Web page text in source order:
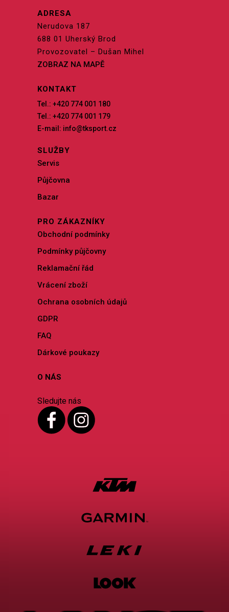
ADRESA
Nerudova 187
688 01 Uherský Brod
Provozovatel – Dušan Mihel
ZOBRAZ NA MAPĚ
KONTAKT
Tel.: +420 774 001 180
Tel.: +420 774 001 179
E-mail: info@tksport.cz
SLUŽBY
Servis
Půjčovna
Bazar
PRO ZÁKAZNÍKY
Obchodní podmínky
Podmínky půjčovny
Reklamační řád
Vrácení zboží
Ochrana osobních údajů
GDPR
FAQ
Dárkové poukazy
O NÁS
Sledujte nás